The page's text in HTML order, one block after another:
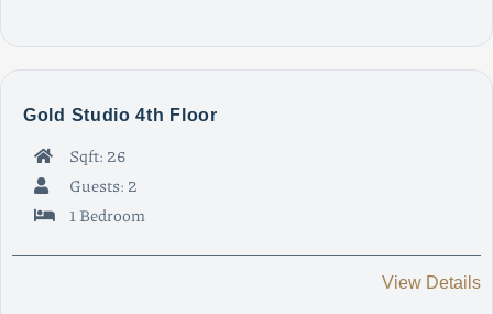
Gold Studio 4th Floor
Sqft: 26
Guests: 2
1 Bedroom
View Details